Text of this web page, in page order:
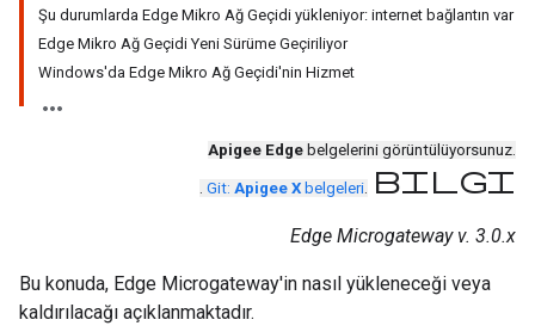
Şu durumlarda Edge Mikro Ağ Geçidi yükleniyor: internet bağlantın var
Edge Mikro Ağ Geçidi Yeni Sürüme Geçiriliyor
Windows'da Edge Mikro Ağ Geçidi'nin Hizmet
Apigee Edge belgelerini görüntülüyorsunuz.
. Git: Apigee X belgeleri. bilgi
Edge Microgateway v. 3.0.x
Bu konuda, Edge Microgateway'in nasıl yükleneceği veya
kaldırılacağı açıklanmaktadır.